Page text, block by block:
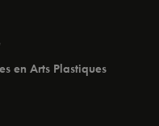
en Arts Plastiques